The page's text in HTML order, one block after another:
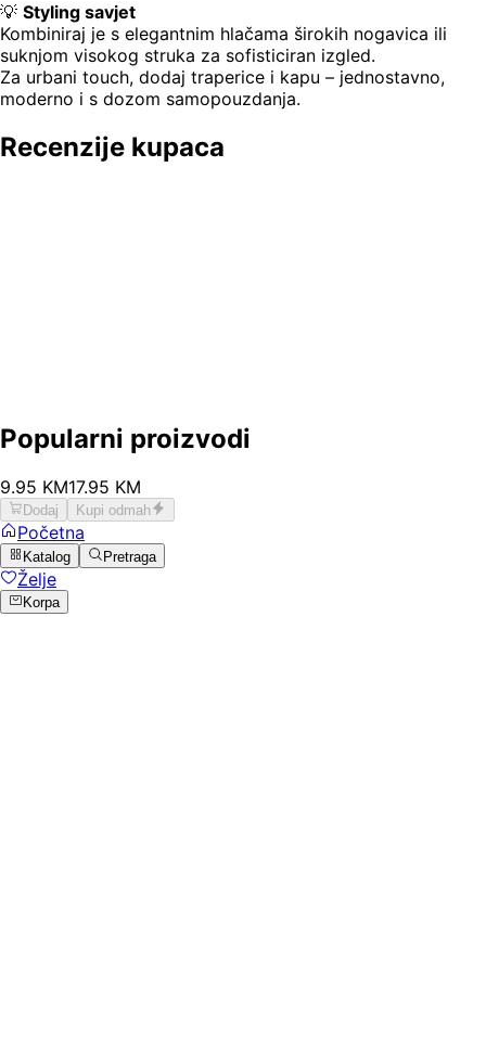
💡 Styling savjet
Kombiniraj je s elegantnim hlačama širokih nogavica ili
suknjom visokog struka za sofisticiran izgled.
Za urbani touch, dodaj traperice i kapu – jednostavno,
moderno i s dozom samopouzdanja.
Recenzije kupaca
Popularni proizvodi
9.95 KM17.95 KM
Dodaj Kupi odmah
Početna
Katalog Pretraga
Želje
Korpa